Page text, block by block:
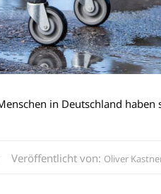
in Deutschland
Veröffentlicht von: Oliver